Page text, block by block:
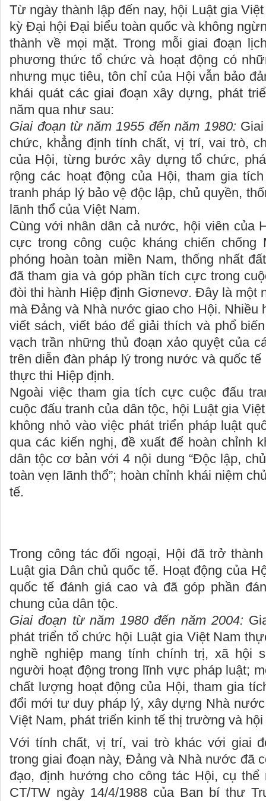
Từ ngày thành lập đến nay, hội Luật gia
kỳ Đại hội Đại biểu toàn quốc và không
thành về mọi mặt. Trong mỗi giai đoạn
phương thức tổ chức và hoạt động có
nhưng mục tiêu, tôn chỉ của Hội vẫn bảo
khái quát các giai đoạn xây dựng, phát
năm qua như sau:
Giai đoạn từ năm 1955 đến năm 1980:Giai
chức, khẳng định tính chất, vị trí, vai trò,
của Hội, từng bước xây dựng tổ chức,
rộng các hoạt động của Hội, tham gia
tranh pháp lý bảo vệ độc lập, chủ quyền,
lãnh thổ của Việt Nam.
Cùng với nhân dân cả nước, hội viên của
cực trong công cuộc kháng chiến
phóng hoàn toàn miền Nam, thống nhất
đã tham gia và góp phần tích cực trong
đòi thi hành Hiệp định Giơnevơ. Đây là một
mà Đảng và Nhà nước giao cho Hội. Nhiều
viết sách, viết báo để giải thích và phổ
vạch trần những thủ đoạn xảo quyệt của
trên diễn đàn pháp lý trong nước và quốc
thực thi Hiệp định.
Ngoài việc tham gia tích cực cuộc đấu
cuộc đấu tranh của dân tộc, hội Luật gia
không nhỏ vào việc phát triển pháp luật
qua các kiến nghị, đề xuất để hoàn chỉnh
dân tộc cơ bản với 4 nội dung “Độc lập,
toàn vẹn lãnh thổ”; hoàn chỉnh khái niệm
tế.
Trong công tác đối ngoại, Hội đã trở
Luật gia Dân chủ quốc tế. Hoạt động của
quốc tế đánh giá cao và đã góp phần
chung của dân tộc.
Giai đoạn từ năm 1980 đến năm 2004:
phát triển tổ chức hội Luật gia Việt Nam
nghề nghiệp mang tính chính trị, xã hội
người hoạt động trong lĩnh vực pháp luật;
chất lượng hoạt động của Hội, tham gia
đổi mới tư duy pháp lý, xây dựng Nhà
Việt Nam, phát triển kinh tế thị trường và
Với tính chất, vị trí, vai trò khác với giai
trong giai đoạn này, Đảng và Nhà nước đã
đạo, định hướng cho công tác Hội, cụ
CT/TW ngày 14/4/1988 của Ban bí thư